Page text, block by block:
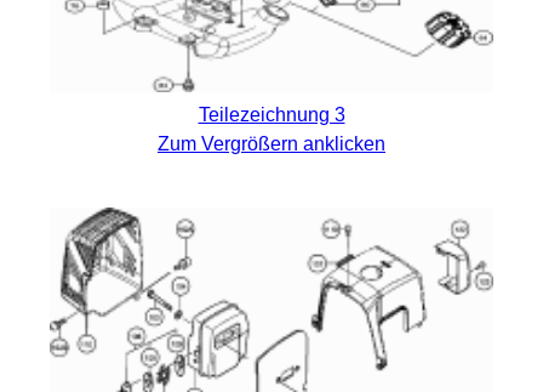
Teilezeichnung 3
Zum Vergrößern anklicken